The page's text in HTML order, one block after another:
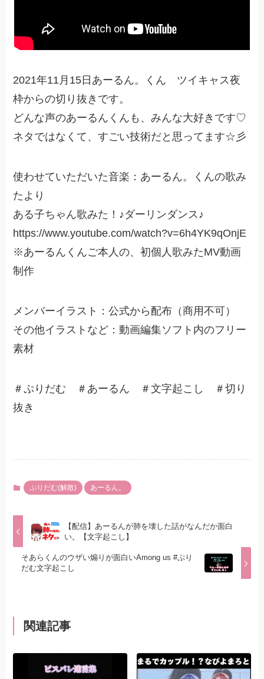
2021年11月15日あーるん。くん ツイキャス夜
枠からの切り抜きです。
どんな声のあーるんくんも、みんな大好きです♡
ネタではなくて、すごい技術だと思ってます☆彡
使わせていただいた音楽：あーるん。くんの歌み
たより
ある子ちゃん歌みた！♪ダーリンダンス♪
https://www.youtube.com/watch?v=6h4YK9qOnjE
※あーるんくんご本人の、初個人歌みたMV動画
制作
メンバーイラスト：公式から配布（商用不可）
その他イラストなど：動画編集ソフト内のフリー
素材
＃ぷりだむ ＃あーるん ＃文字起こし ＃切り
抜き
ぷりだむ(解散) あーるん。
【配信】あーるんが肺を壊した話がなんだか面白
い。【文字起こし】
そあらくんのウザい煽りが面白いAmong us #ぷり
だむ文字起こし
関連記事